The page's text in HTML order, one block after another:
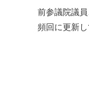
前参議院議
頻回に更新